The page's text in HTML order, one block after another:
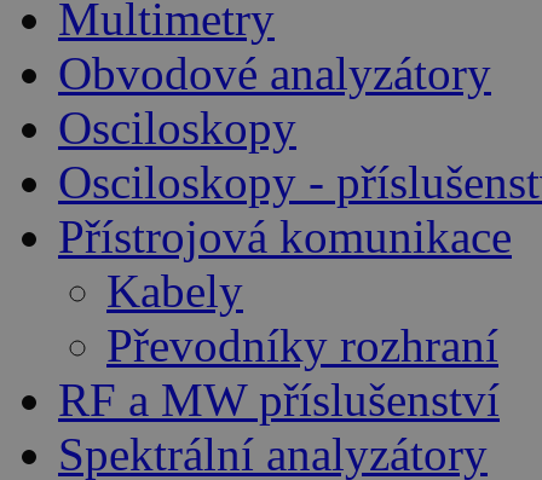
Multimetry
Obvodové analyzátory
Osciloskopy
Osciloskopy -
Přístrojová komunikace
Kabely
Převodníky rozhraní
RF a MW příslušenství
Spektrální analyzátory